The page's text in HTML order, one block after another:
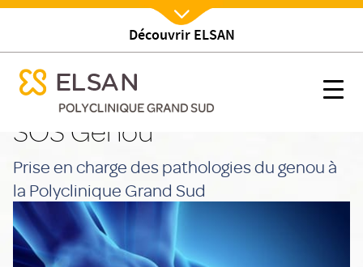
Nx:Aller
contenu
principal
Découvrir ELSAN
SOS Genou
menu mobile
Nx:Afficher menu
menu mobile
SOS Genou
Prise en charge des pathologies du genou à
la Polyclinique Grand Sud